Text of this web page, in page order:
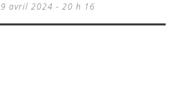
9 avril 2024 - 20 h 16